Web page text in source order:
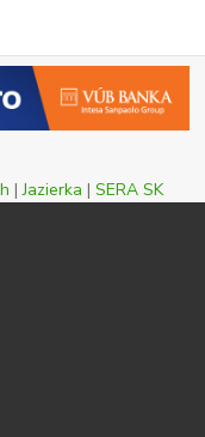
|Jazierka | SERA SK